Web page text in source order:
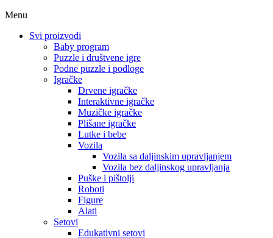
Menu
Svi proizvodi
Baby program
Puzzle i društvene igre
Podne puzzle i podloge
Igračke
Drvene igračke
Interaktivne igračke
Muzičke igračke
Plišane igračke
Lutke i bebe
Vozila
Vozila sa daljinskim upravljanjem
Vozila bez daljinskog upravljanja
Puške i pištolji
Roboti
Figure
Alati
Setovi
Edukativni setovi